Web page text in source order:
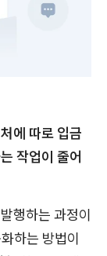
에 따로 입금
작업이 줄어
행하는 과정이
하는 방법이